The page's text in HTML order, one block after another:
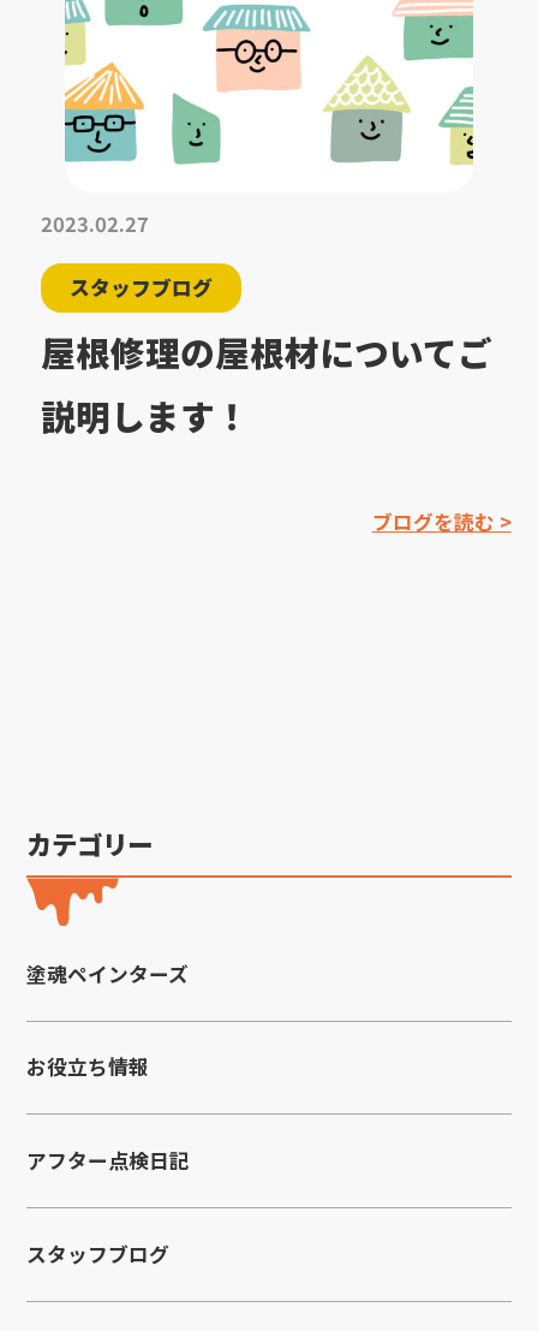
2023.02.27
スタッフブログ
屋根修理の屋根材についてご
説明します！
ブログを読む >
カテゴリー
塗魂ペインターズ
お役立ち情報
アフター点検日記
スタッフブログ